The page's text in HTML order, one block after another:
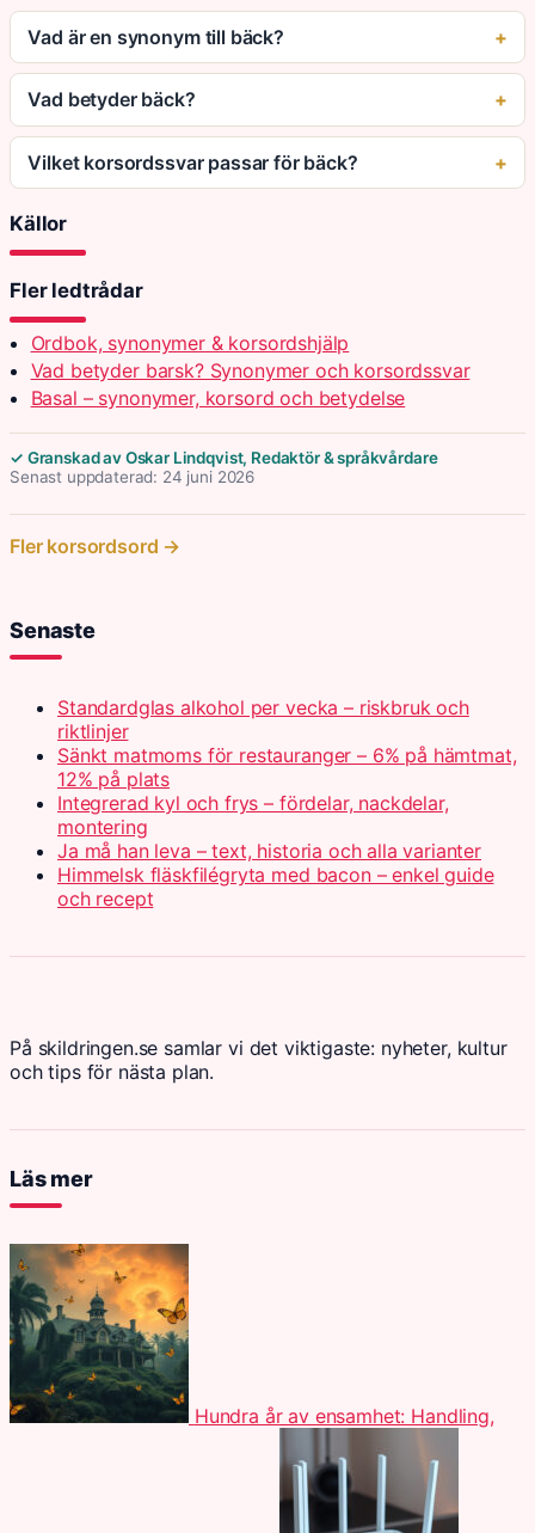
Vad är en synonym till bäck?
Vad betyder bäck?
Vilket korsordssvar passar för bäck?
Källor
Fler ledtrådar
Ordbok, synonymer & korsordshjälp
Vad betyder barsk? Synonymer och korsordssvar
Basal – synonymer, korsord och betydelse
✓ Granskad av Oskar Lindqvist, Redaktör & språkvårdare
Senast uppdaterad: 24 juni 2026
Fler korsordsord →
Senaste
Standardglas alkohol per vecka – riskbruk och
riktlinjer
Sänkt matmoms för restauranger – 6% på hämtmat,
12% på plats
Integrerad kyl och frys – fördelar, nackdelar,
montering
Ja må han leva – text, historia och alla varianter
Himmelsk fläskfilégryta med bacon – enkel guide
och recept
På skildringen.se samlar vi det viktigaste: nyheter, kultur
och tips för nästa plan.
Läs mer
Hundra år av ensamhet: Handling,